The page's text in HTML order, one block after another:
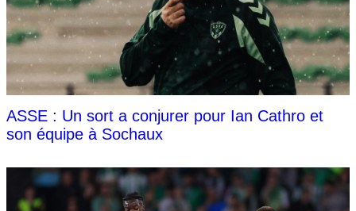
ASSE : Un sort a conjurer pour Ian Cathro et
son équipe à Sochaux